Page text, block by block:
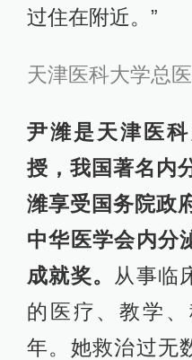
过住在附近。”
天津医科大学总
尹潍是天津医
授，我国著名内
潍享受国务院政
中华医学会内分
成就奖。
从事临
的医疗、教学
年。她救治过无